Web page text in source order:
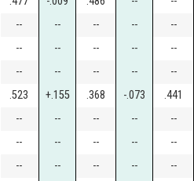
-- -- -- -- --
-- -- -- -- --
-- -- -- -- --
.523 +.155 .368 -.073 .441
-- -- -- -- --
-- -- -- -- --
-- -- -- -- --